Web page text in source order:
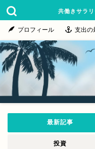
共働きサラ
プロフィール 支出の
最新記事
投資